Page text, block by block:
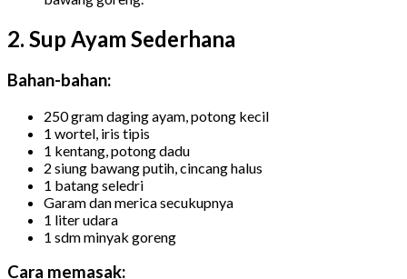
2. Sup Ayam Sederhana
Bahan-bahan:
250 gram daging ayam, potong kecil
1 wortel, iris tipis
1 kentang, potong dadu
2 siung bawang putih, cincang halus
1 batang seledri
Garam dan merica secukupnya
1 liter udara
1 sdm minyak goreng
Cara memasak: